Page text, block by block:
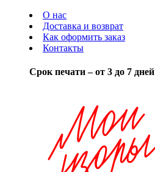
О нас
Доставка и возврат
Как оформить заказ
Контакты
Срок печати – от 3 до 7 дней